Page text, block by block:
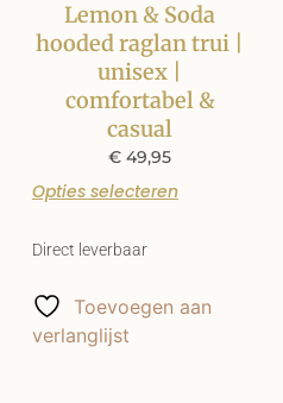
Lemon & Soda
hooded raglan trui |
unisex |
comfortabel &
casual
€ 49,95
Opties selecteren
Direct leverbaar
Toevoegen aan
verlanglijst